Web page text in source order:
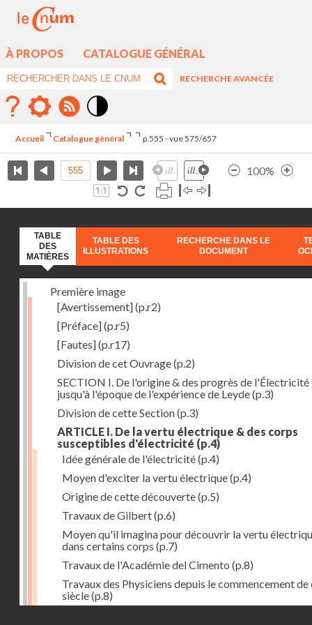
À PROPOS CATALOGUE GÉNÉRAL
RECHERCHE AVANCÉE
élévé
Accueil Catalogue général p.555 - vue 575/657
100%
TABLE
DES
MATIÈRES
TABLE DES
ILLUSTRATIONS
RECHERCHE DANS LE
DOCUMENT
Première image
[Avertissement](p.r2)
[Préface](p.r5)
[Fautes](p.r17)
Division de cet Ouvrage(p.2)
SECTION I. De l'origine & des progrès de l'Électricité
jusqu'à l'époque de l'expérience de Leyde(p.3)
Division de cette Section(p.3)
ARTICLE I. De la vertu électrique & des corps
susceptibles d'électricité (p.4)
Idée générale de l'électricité(p.4)
Moyen d'exciter la vertu électrique(p.4)
Origine de cette découverte(p.5)
Travaux de Gilbert(p.6)
Moyen qu'il imagina pour découvrir la vertu
dans certains corps (p.7)
Travaux de l'Académie del Cimento (p.8)
Travaux des Physiciens depuis le commencement de
siècle(p.8)